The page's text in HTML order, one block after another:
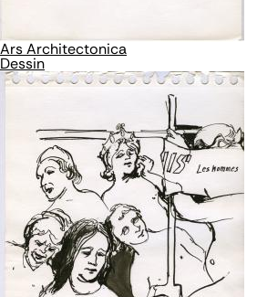
Ars Architectonica
Dessin